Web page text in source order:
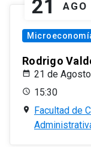
21 AGO
Rodrigo
21 de
15:30
Facultad de